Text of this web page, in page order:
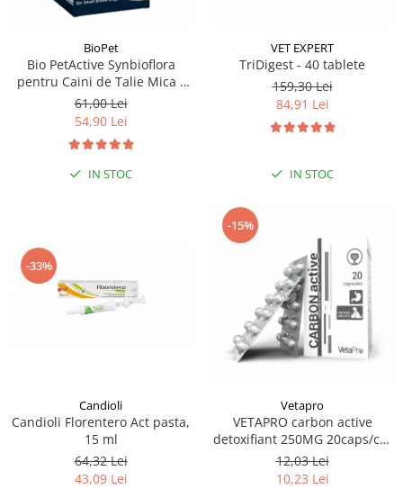
BioPet
Bio PetActive Synbioflora
pentru Caini de Talie Mica -
60 tablete
61,00 Lei
54,90 Lei
IN STOC
VET EXPERT
TriDigest - 40 tablete
159,30 Lei
84,91 Lei
IN STOC
-33%
Candioli
Candioli Florentero Act pasta,
15 ml
64,32 Lei
43,09 Lei
-15%
Vetapro
VETAPRO carbon active
detoxifiant 250MG 20caps/cut
suport gastrointestinal caini si
pisici
12,03 Lei
10,23 Lei